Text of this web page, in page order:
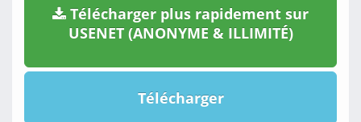
Télécharger plus rapidement sur
USENET (ANONYME & ILLIMITÉ)
Télécharger